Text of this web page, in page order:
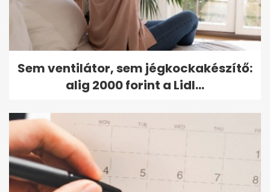
Sem ventilátor, sem jégkockakészítő:
alig 2000 forint a Lidl...